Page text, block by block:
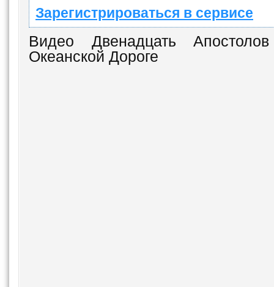
Зарегистрироваться в сервисе
Видео Двенадцать
Океанской Дороге